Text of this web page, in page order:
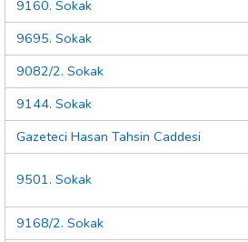
9160. Sokak
9695. Sokak
9082/2. Sokak
9144. Sokak
Gazeteci Hasan Tahsin Caddesi
9501. Sokak
9168/2. Sokak